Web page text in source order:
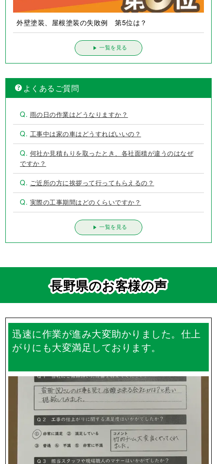
外壁塗装、屋根塗装の失敗例 第5位は？
一覧を見る
よくあるご質問
Q. 雨の日の作業はどうなりますか？
Q. 工事中は家の車はどうすればいいの？
Q. 何社か見積もりを取ったとき、各社面積が違うのはなぜ
ですか？
Q. ご近所の方に挨拶って行ってもらえるの？
Q. 実際の工事期間はどのくらいですか？
一覧を見る
長野県のお客様の声
迅速に作業が進み大変助かりました。仕上
がりにも大変満足しております。